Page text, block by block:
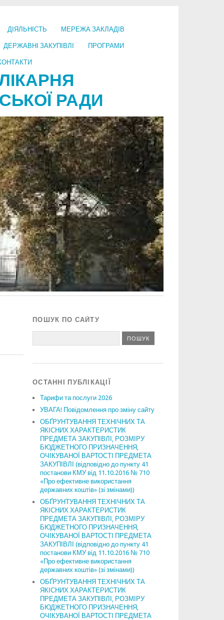
ДІЯЛЬНІСТЬ МЕРЕЖА ЗАКЛАДІВ
ДЕРЖАВНІ ЗАКУПІВЛІ ПРОГРАМИ
РАДИ
ПОШУК ПО САЙТУ
ОСТАННІ ПУБЛІКАЦІЇ
Тарифи та послуги 2026
УВАГА! Повідомлення про зміну сайту
ОБҐРУНТУВАННЯ ТЕХНІЧНИХ ТА
ЯКІСНИХ ХАРАКТЕРИСТИК
ПРЕДМЕТА ЗАКУПІВЛІ, РОЗМІРУ
БЮДЖЕТНОГО ПРИЗНАЧЕННЯ,
ОЧІКУВАНОЇ ВАРТОСТІ ПРЕДМЕТА
ЗАКУПІВЛІ (відповідно до пункту 41
постанови КМУ від 11.10.2016 № 710
«Про ефективне використання
державних коштів» (зі змінами))
ОБҐРУНТУВАННЯ ТЕХНІЧНИХ ТА
ЯКІСНИХ ХАРАКТЕРИСТИК
ПРЕДМЕТА ЗАКУПІВЛІ, РОЗМІРУ
БЮДЖЕТНОГО ПРИЗНАЧЕННЯ,
ОЧІКУВАНОЇ ВАРТОСТІ ПРЕДМЕТА
ЗАКУПІВЛІ (відповідно до пункту 41
постанови КМУ від 11.10.2016 № 710
«Про ефективне використання
державних коштів» (зі змінами))
ОБҐРУНТУВАННЯ ТЕХНІЧНИХ ТА
ЯКІСНИХ ХАРАКТЕРИСТИК
ПРЕДМЕТА ЗАКУПІВЛІ, РОЗМІРУ
БЮДЖЕТНОГО ПРИЗНАЧЕННЯ,
ОЧІКУВАНОЇ ВАРТОСТІ ПРЕДМЕТА